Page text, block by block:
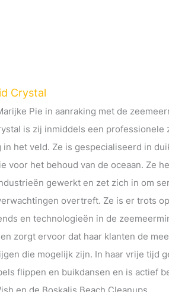
Crystal
Pie in aanraking met de
is zij inmiddels een professionele
in het veld. Ze is gespecialiseerd in
voor het behoud van de oceaan. Ze
gewerkt en zet zich in om
overtreft. Ze is er trots
en technologieën in de
zorgt ervoor dat haar klanten de
die mogelijk zijn. In haar vrije tijd
flippen en buikdansen en is actief